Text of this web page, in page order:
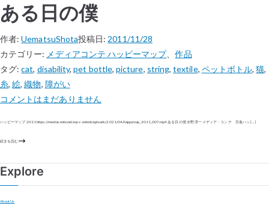
ある日の僕
作者:UematsuShota投稿日: 2011/11/28
カテゴリー: メディアコンテ ハッピーマップ、作品
タグ:cat, disability,pet bottle,picture, string,textile, ペットボトル,猫,
糸,絵,織物, 障がい
コメントはまだありません
ハッピーマップ 2011 https://mediaconte.net/wp-content/uploads/2021/04/happymap_2011_007.mp4 ある日の僕 水野 淳一 メディア・コンテ 日進ハッ […]
続きを読む
Explore
About Us